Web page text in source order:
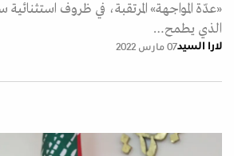
«عدّة المواجهة» المرتقبة، في ظروف
الذي يطمح…
لارا السيد07 مارس 2022